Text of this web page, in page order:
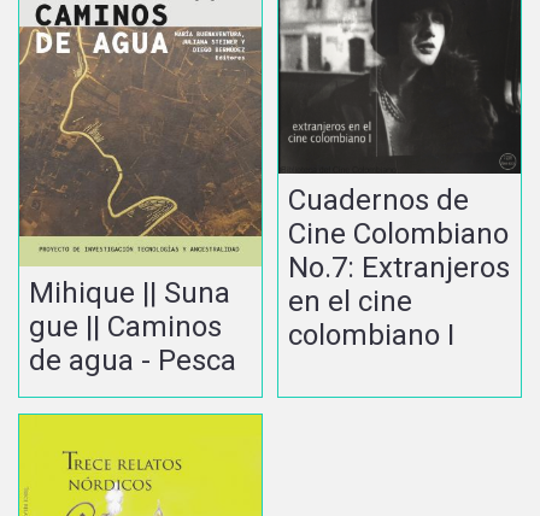
Mihique || Suna
gue || Caminos
de agua - Pesca
Cuadernos de
Cine Colombiano
No.7: Extranjeros
en el cine
colombiano I